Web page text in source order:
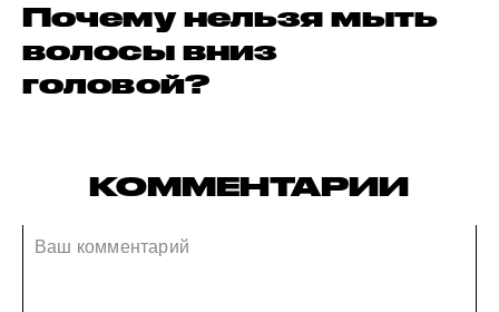
Почему нельзя мыть
волосы вниз
головой?
КОММЕНТАРИИ